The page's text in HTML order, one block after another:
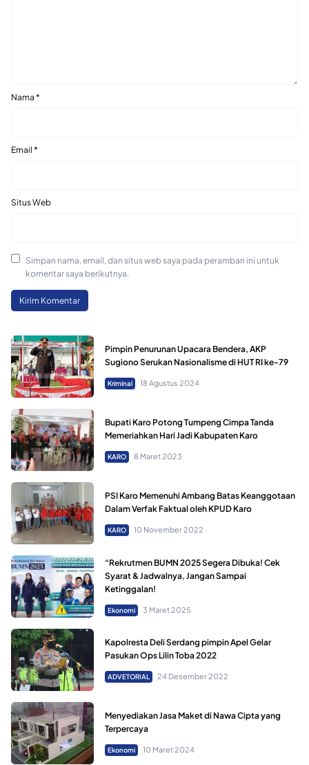
Nama *
Email *
Situs Web
Simpan nama, email, dan situs web saya pada peramban ini untuk
komentar saya berikutnya.
Pimpin Penurunan Upacara Bendera, AKP
Sugiono Serukan Nasionalisme di HUT RI ke-79
Kriminal 18 Agustus 2024
Bupati Karo Potong Tumpeng Cimpa Tanda
Memeriahkan Hari Jadi Kabupaten Karo
KARO 8 Maret 2023
PSI Karo Memenuhi Ambang Batas Keanggotaan
Dalam Verfak Faktual oleh KPUD Karo
KARO 10 November 2022
“Rekrutmen BUMN 2025 Segera Dibuka! Cek
Syarat & Jadwalnya, Jangan Sampai
Ketinggalan!
Ekonomi 3 Maret 2025
Kapolresta Deli Serdang pimpin Apel Gelar
Pasukan Ops Lilin Toba 2022
ADVETORIAL 24 Desember 2022
Menyediakan Jasa Maket di Nawa Cipta yang
Terpercaya
Ekonomi 10 Maret 2024